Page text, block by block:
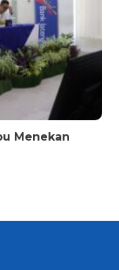
Menekan